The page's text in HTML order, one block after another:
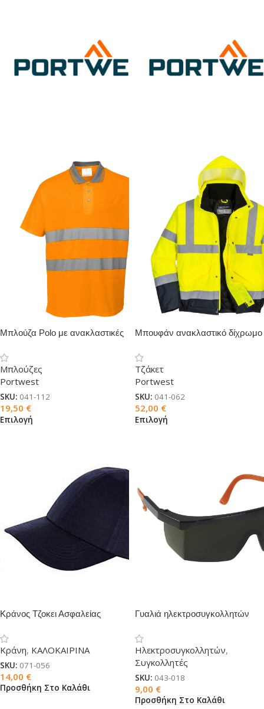
Μπλούζα Polo με ανακλαστικές
Μπλούζες
Portwest
SKU: 041-112
19,50 €
Επιλογή
Μπουφάν ανακλαστικό δίχρωμο
Τζάκετ
Portwest
SKU: 041-062
52,00 €
Επιλογή
Κράνος Τζοκει Ασφαλείας
Κράνη, ΚΑΛΟΚΑΙΡΙΝΑ
SKU: 071-056
14,00 €
Προσθήκη Στο Καλάθι
Γυαλιά ηλεκτροσυγκολλητών
Ηλεκτροσυγκολλητών,
Συγκολλητές
SKU: 043-018
9,00 €
Προσθήκη Στο Καλάθι